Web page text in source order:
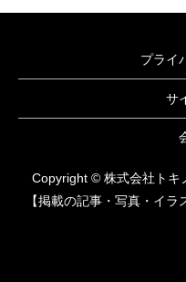
プライ
サ
Copyright © 株式会社トキ
【掲載の記事・写真・イ